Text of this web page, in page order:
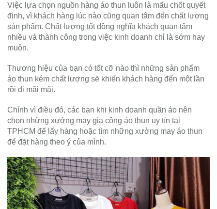
Việc lựa chọn nguồn hàng áo thun luôn là mấu chốt quyết
định, vì khách hàng lúc nào cũng quan tâm đến chất lượng
sản phẩm. Chất lượng tốt đồng nghĩa khách quan tâm
nhiều và thành công trong việc kinh doanh chỉ là sớm hay
muộn.
Thương hiệu của bạn có tốt cỡ nào thì những sản phẩm
áo thun kém chất lượng sẽ khiến khách hàng đến một lần
rồi đi mãi mãi.
Chính vì điều đó, các bạn khi kinh doanh quần áo nên
chọn những xưởng may gia công áo thun uy tín tại
TPHCM để lấy hàng hoặc tìm những xưởng may áo thun
để đặt hàng theo ý của mình.